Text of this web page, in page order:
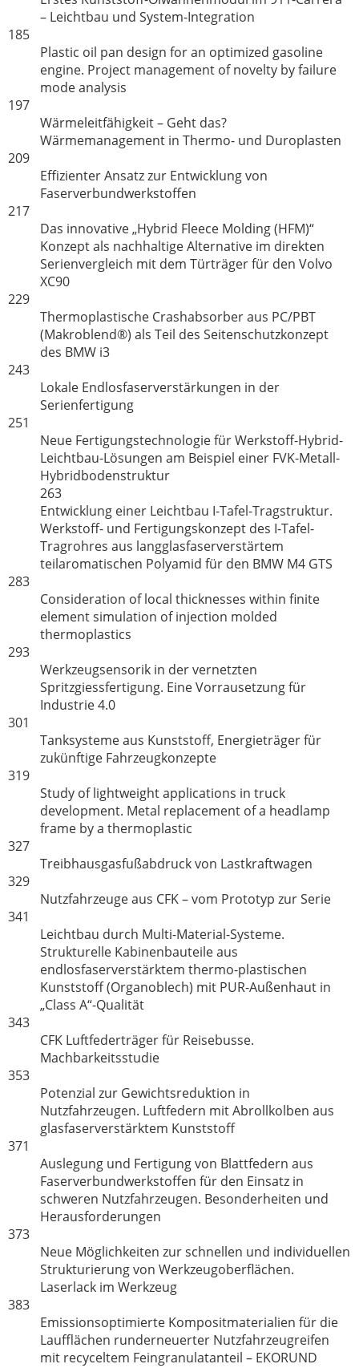
– Leichtbau und System-Integration
185
Plastic oil pan design for an optimized gasoline
engine. Project management of novelty by failure
mode analysis
197
Wärmeleitfähigkeit – Geht das?
Wärmemanagement in Thermo- und Duroplasten
209
Effizienter Ansatz zur Entwicklung von
Faserverbundwerkstoffen
217
Das innovative „Hybrid Fleece Molding (HFM)“
Konzept als nachhaltige Alternative im direkten
Serienvergleich mit dem Türträger für den Volvo
XC90
229
Thermoplastische Crashabsorber aus PC/PBT
(Makroblend®) als Teil des Seitenschutzkonzept
des BMW i3
243
Lokale Endlosfaserverstärkungen in der
Serienfertigung
251
Neue Fertigungstechnologie für Werkstoff-Hybrid-
Leichtbau-Lösungen am Beispiel einer FVK-Metall-
Hybridbodenstruktur
263
Entwicklung einer Leichtbau I-Tafel-Tragstruktur.
Werkstoff- und Fertigungskonzept des I-Tafel-
Tragrohres aus langglasfaserverstärtem
teilaromatischen Polyamid für den BMW M4 GTS
283
Consideration of local thicknesses within finite
element simulation of injection molded
thermoplastics
293
Werkzeugsensorik in der vernetzten
Spritzgiessfertigung. Eine Vorrausetzung für
Industrie 4.0
301
Tanksysteme aus Kunststoff, Energieträger für
zukünftige Fahrzeugkonzepte
319
Study of lightweight applications in truck
development. Metal replacement of a headlamp
frame by a thermoplastic
327
Treibhausgasfußabdruck von Lastkraftwagen
329
Nutzfahrzeuge aus CFK – vom Prototyp zur Serie
341
Leichtbau durch Multi-Material-Systeme.
Strukturelle Kabinenbauteile aus
endlosfaserverstärktem thermo-plastischen
Kunststoff (Organoblech) mit PUR-Außenhaut in
„Class A“-Qualität
343
CFK Luftfederträger für Reisebusse.
Machbarkeitsstudie
353
Potenzial zur Gewichtsreduktion in
Nutzfahrzeugen. Luftfedern mit Abrollkolben aus
glasfaserverstärktem Kunststoff
371
Auslegung und Fertigung von Blattfedern aus
Faserverbundwerkstoffen für den Einsatz in
schweren Nutzfahrzeugen. Besonderheiten und
Herausforderungen
373
Neue Möglichkeiten zur schnellen und individuellen
Strukturierung von Werkzeugoberflächen.
Laserlack im Werkzeug
383
Emissionsoptimierte Kompositmaterialien für die
Laufflächen runderneuerter Nutzfahrzeugreifen
mit recyceltem Feingranulatanteil – EKORUND